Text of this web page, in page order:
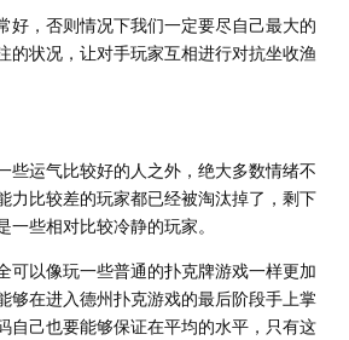
好，否则情况下我们一定要尽自己最大的
的状况，让对手玩家互相进行对抗坐收渔
些运气比较好的人之外，绝大多数情绪不
力比较差的玩家都已经被淘汰掉了，剩下
些相对比较冷静的玩家。
可以像玩一些普通的扑克牌游戏一样更加
够在进入德州扑克游戏的最后阶段手上掌
自己也要能够保证在平均的水平，只有这